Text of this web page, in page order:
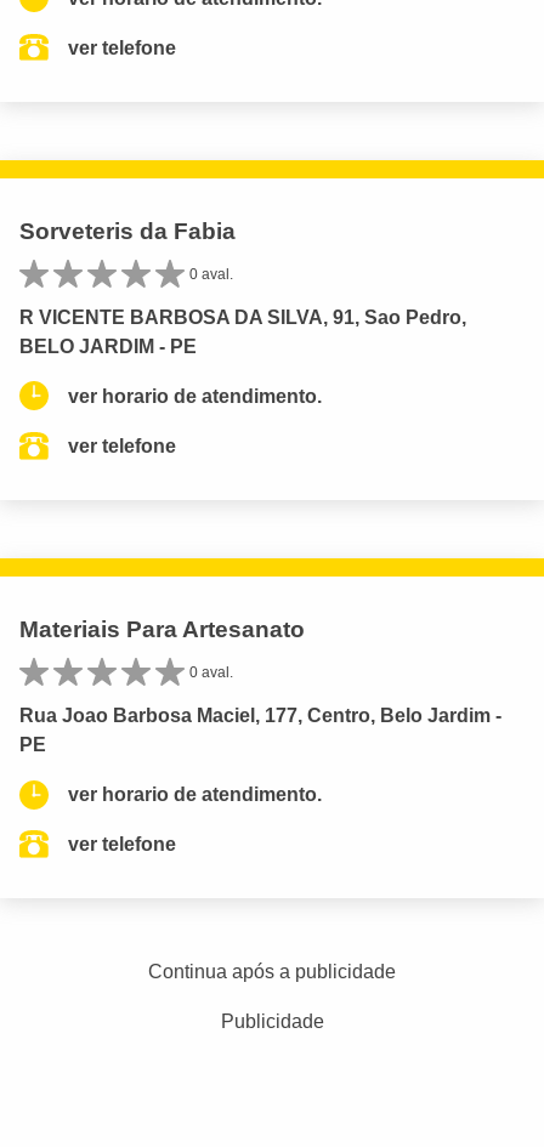
ver telefone
Sorveteris da Fabia
0 aval.
R VICENTE BARBOSA DA SILVA, 91, Sao Pedro,
BELO JARDIM - PE
ver horario de atendimento.
ver telefone
Materiais Para Artesanato
0 aval.
Rua Joao Barbosa Maciel, 177, Centro, Belo Jardim -
PE
ver horario de atendimento.
ver telefone
Continua após a publicidade
Publicidade